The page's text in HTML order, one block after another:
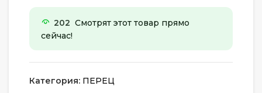
202 Смотрят этот товар прямо
сейчас!
Категория: ПЕРЕЦ